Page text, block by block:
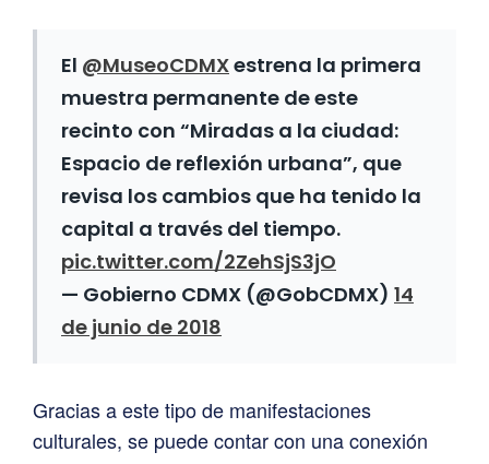
El @MuseoCDMXestrena la primera
muestra permanente de este
recinto con “Miradas a la ciudad:
Espacio de reflexión urbana”, que
revisa los cambios que ha tenido la
capital a través del tiempo.
pic.twitter.com/2ZehSjS3jO
— Gobierno CDMX (@GobCDMX) 14
de junio de 2018
Gracias a este tipo de manifestaciones
culturales, se puede contar con una conexión